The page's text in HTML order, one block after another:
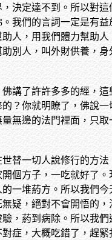
決定達不到。所以對
我們的言詞一定是有
人，用我們體力幫助
別人，叫外財供養，
講了許許多多的經，
？你就明瞭了，佛說
無邊的法門裡面，只
替一切人說修行的方
個方子，一吃就好了
一堆葯方。所以我們
疑，絕對不會開悟的
，葯到病除。所以我
症，大概吃錯了，趕